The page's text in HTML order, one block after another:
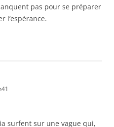
pas pour se préparer
l’espérance.
surfent sur une vague qui,